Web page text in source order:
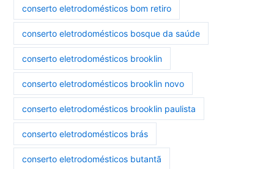
conserto eletrodomésticos bom retiro
conserto eletrodomésticos bosque da saúde
conserto eletrodomésticos brooklin
conserto eletrodomésticos brooklin novo
conserto eletrodomésticos brooklin paulista
conserto eletrodomésticos brás
conserto eletrodomésticos butantã